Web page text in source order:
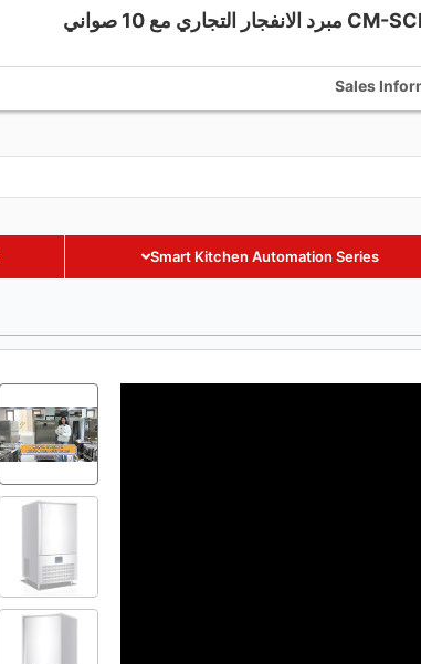
Smart Kitchen Automation Series
Sales